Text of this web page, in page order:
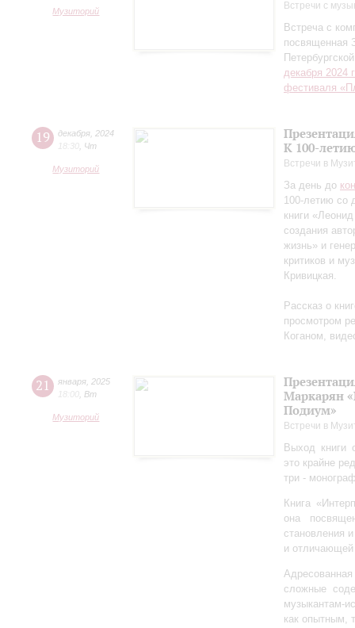
Музиторий Встречи с
Встреча с
посвященная
декабря 2024
фестиваля
19 декабря 2024
18:30 Чт
Музиторий
К 100-
Встречи в
За день до
100-летию со
книги
создания
жизнь» и
критиков и
Кривицкая.
Рассказ о
просмотром
Коганом,
21 января 2025
18:00 Вт
Музиторий
Маркарян
Подиум»
Встречи в
Выход книги
это крайне
три -
Книга
она
становления
и отличающей
сложные
музыкантам-
как опытным,